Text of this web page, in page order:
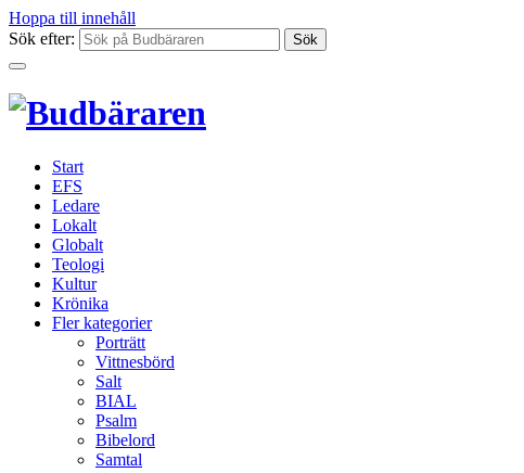
Hoppa till innehåll
Sök efter:
Start
EFS
Ledare
Lokalt
Globalt
Teologi
Kultur
Krönika
Fler kategorier
Porträtt
Vittnesbörd
Salt
BIAL
Psalm
Bibelord
Samtal